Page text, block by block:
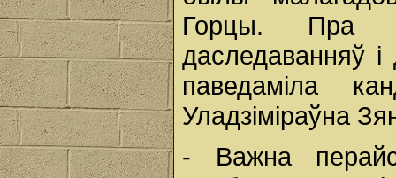
Горцы. Пра
даследаванняў і
паведаміла
Уладзіміраўна
- Важна